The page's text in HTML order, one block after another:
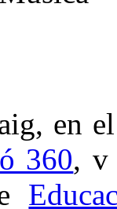
en
360, v